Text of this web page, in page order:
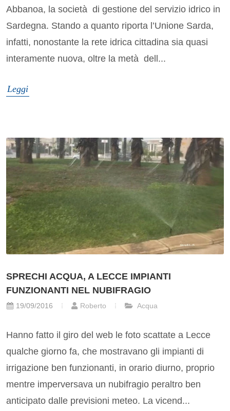
Abbanoa, la società di gestione del servizio idrico in
Sardegna. Stando a quanto riporta l’Unione Sarda,
infatti, nonostante la rete idrica cittadina sia quasi
interamente nuova, oltre la metà dell...
Leggi
SPRECHI ACQUA, A LECCE IMPIANTI
FUNZIONANTI NEL NUBIFRAGIO
19/09/2016 Roberto Acqua
Hanno fatto il giro del web le foto scattate a Lecce
qualche giorno fa, che mostravano gli impianti di
irrigazione ben funzionanti, in orario diurno, proprio
mentre imperversava un nubifragio peraltro ben
anticipato dalle previsioni meteo. La vicend...